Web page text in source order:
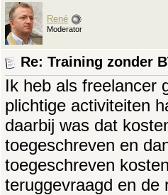
René
Moderator
Re: Training zonder
Ik heb als freelancer
plichtige activiteiten
daarbij was dat
toegeschreven en
toegeschreven
teruggevraagd en de